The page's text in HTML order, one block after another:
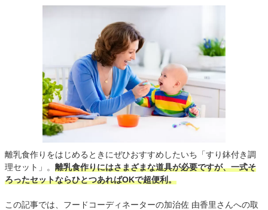
離乳食作りをはじめるときにぜひおすすめしたいち「すり鉢付き調
理セット」。 離乳食作りにはさまざまな道具が必要ですが、一式そ
ろったセットならひとつあればOKで超便利。
この記事では、フードコーディネーターの加治佐 由香里さんへの取